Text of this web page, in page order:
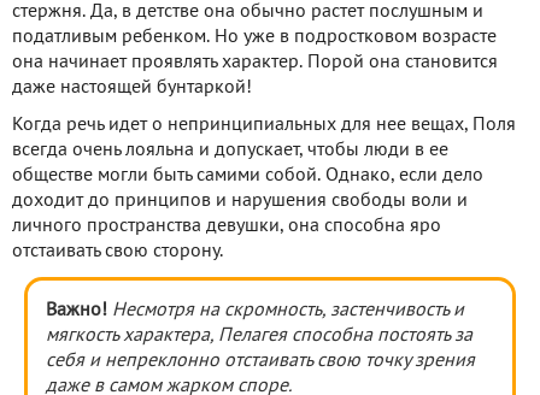
стержня. Да, в детстве она обычно растет послушным и
податливым ребенком. Но уже в подростковом возрасте
она начинает проявлять характер. Порой она становится
даже настоящей бунтаркой!
Когда речь идет о непринципиальных для нее вещах, Поля
всегда очень лояльна и допускает, чтобы люди в ее
обществе могли быть самими собой. Однако, если дело
доходит до принципов и нарушения свободы воли и
личного пространства девушки, она способна яро
отстаивать свою сторону.
Важно! Несмотря на скромность, застенчивость и
мягкость характера, Пелагея способна постоять за
себя и непреклонно отстаивать свою точку зрения
даже в самом жарком споре.